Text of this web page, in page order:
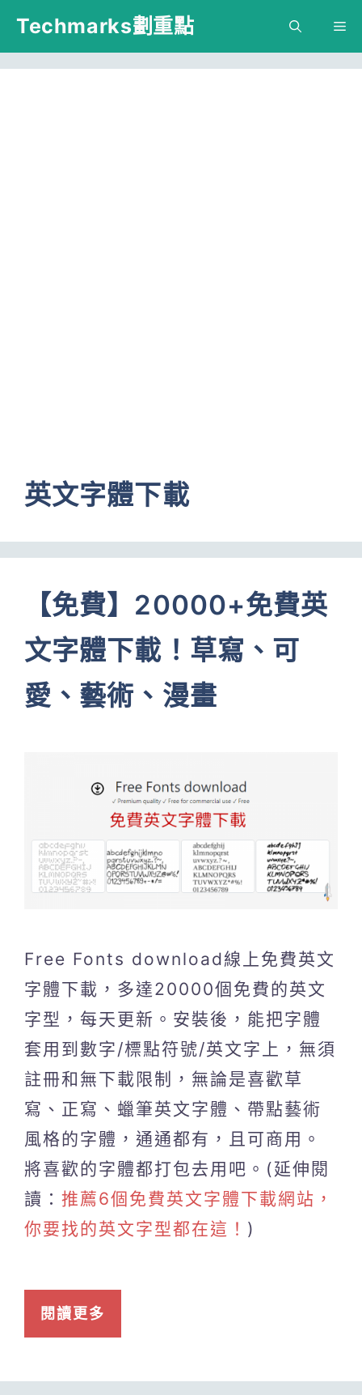
跳
主
Techmarks劃重點
英文字體下載
【免費】20000+免費英
文字體下載！草寫、可
愛、藝術、漫畫
Free Fonts download線上免費英文
字體下載，多達20000個免費的英文
字型，每天更新。安裝後，能把字體
套用到數字/標點符號/英文字上，無須
註冊和無下載限制，無論是喜歡草
寫、正寫、蠟筆英文字體、帶點藝術
風格的字體，通通都有，且可商用。
將喜歡的字體都打包去用吧。(延伸閱
讀： 推薦6個免費英文字體下載網站，
你要找的英文字型都在這！ )
閱讀更多